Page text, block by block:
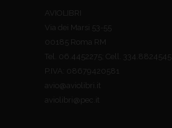
AVIOLIBRI
Via dei Marsi 53-55
00185 Roma RM
Tel. 06.4452275; Cell. 334.8824545
P.IVA: 08679420581
avio@aviolibri.it
aviolibri@pec.it